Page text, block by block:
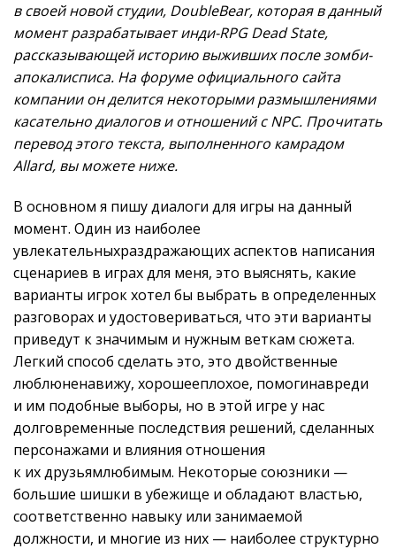
в своей новой студии, DoubleBear, которая в данный
момент разрабатывает инди-RPG Dead State,
рассказывающей историю выживших после зомби-
апокалисписа. На форуме официального сайта
компании он делится некоторыми размышлениями
касательно диалогов и отношений с NPC. Прочитать
перевод этого текста, выполненного камрадом
Allard, вы можете ниже.
В основном я пишу диалоги для игры на данный
момент. Один из наиболее
увлекательныхраздражающих аспектов написания
сценариев в играх для меня, это выяснять, какие
варианты игрок хотел бы выбрать в определенных
разговорах и удостовериваться, что эти варианты
приведут к значимым и нужным веткам сюжета.
Легкий способ сделать это, это двойственные
люблюненавижу, хорошееплохое, помогинавреди
и им подобные выборы, но в этой игре у нас
долговременные последствия решений, сделанных
персонажами и влияния отношения
к их друзьямлюбимым. Некоторые союзники —
большие шишки в убежище и обладают властью,
соответственно навыку или занимаемой
должности, и многие из них — наиболее структурно